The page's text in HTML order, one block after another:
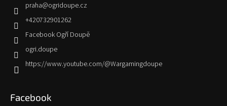
praha@ogridoupe.cz
+420732901262
Facebook Ogří Doupě
ogri.doupe
https://www.youtube.com/@Wargamingdoupe
Facebook